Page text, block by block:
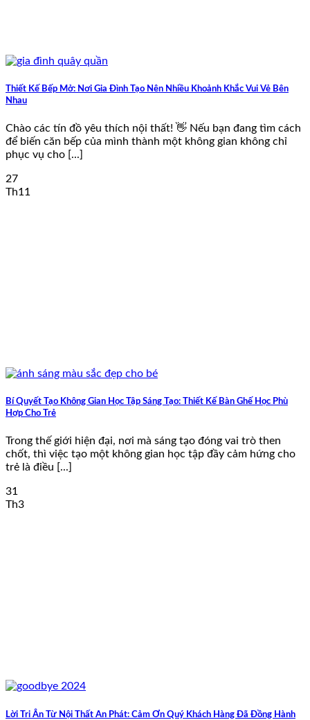
Thiết Kế Bếp Mở: Nơi Gia Đình Tạo Nên Nhiều Khoảnh Khắc Vui Vẻ Bên
Nhau
Chào các tín đồ yêu thích nội thất! 👋 Nếu bạn đang tìm cách
để biến căn bếp của mình thành một không gian không chỉ
phục vụ cho [...]
27
Th11
Bí Quyết Tạo Không Gian Học Tập Sáng Tạo: Thiết Kế Bàn Ghế Học Phù
Hợp Cho Trẻ
Trong thế giới hiện đại, nơi mà sáng tạo đóng vai trò then
chốt, thì việc tạo một không gian học tập đầy cảm hứng cho
trẻ là điều [...]
31
Th3
Lời Tri Ân Từ Nội Thất An Phát: Cảm Ơn Quý Khách Hàng Đã Đồng Hành